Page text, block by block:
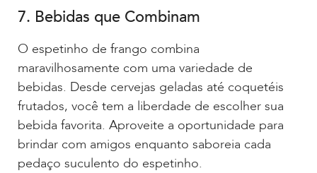
7. Bebidas que Combinam
O espetinho de frango combina
maravilhosamente com uma variedade de
bebidas. Desde cervejas geladas até coquetéis
frutados, você tem a liberdade de escolher sua
bebida favorita. Aproveite a oportunidade para
brindar com amigos enquanto saboreia cada
pedaço suculento do espetinho.